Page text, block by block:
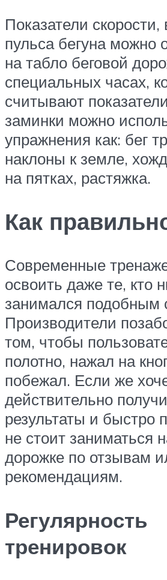
Показатели
пульса бегуна можно
на табло беговой
специальных часах,
считывают
заминки можно
упражнения как: бег
наклоны к земле,
на пятках, растяжка.
Как
Современные
освоить даже те, кто
занимался подобным
Производители
том, чтобы
полотно, нажал на
побежал. Если же
действительно
результаты и быстро
не стоит заниматься
дорожке по отзывам
рекомендациям.
Регулярность
тренировок